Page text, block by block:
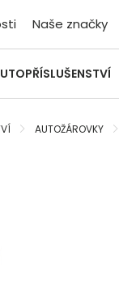
Naše značky
AUTOŽÁROVKY